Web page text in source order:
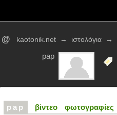
@ kaotonik.net → ιστολόγια →
pap
pap βίντεο φωτογραφίες